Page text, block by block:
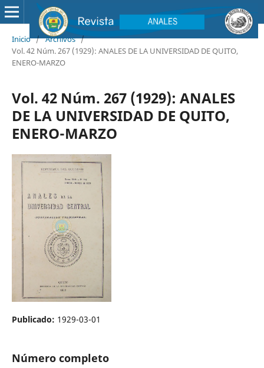
Inicio / Archivos /
Vol. 42 Núm. 267 (1929): ANALES DE LA UNIVERSIDAD DE QUITO,
ENERO-MARZO
Vol. 42 Núm. 267 (1929): ANALES
DE LA UNIVERSIDAD DE QUITO,
ENERO-MARZO
Publicado: 1929-03-01
Número completo